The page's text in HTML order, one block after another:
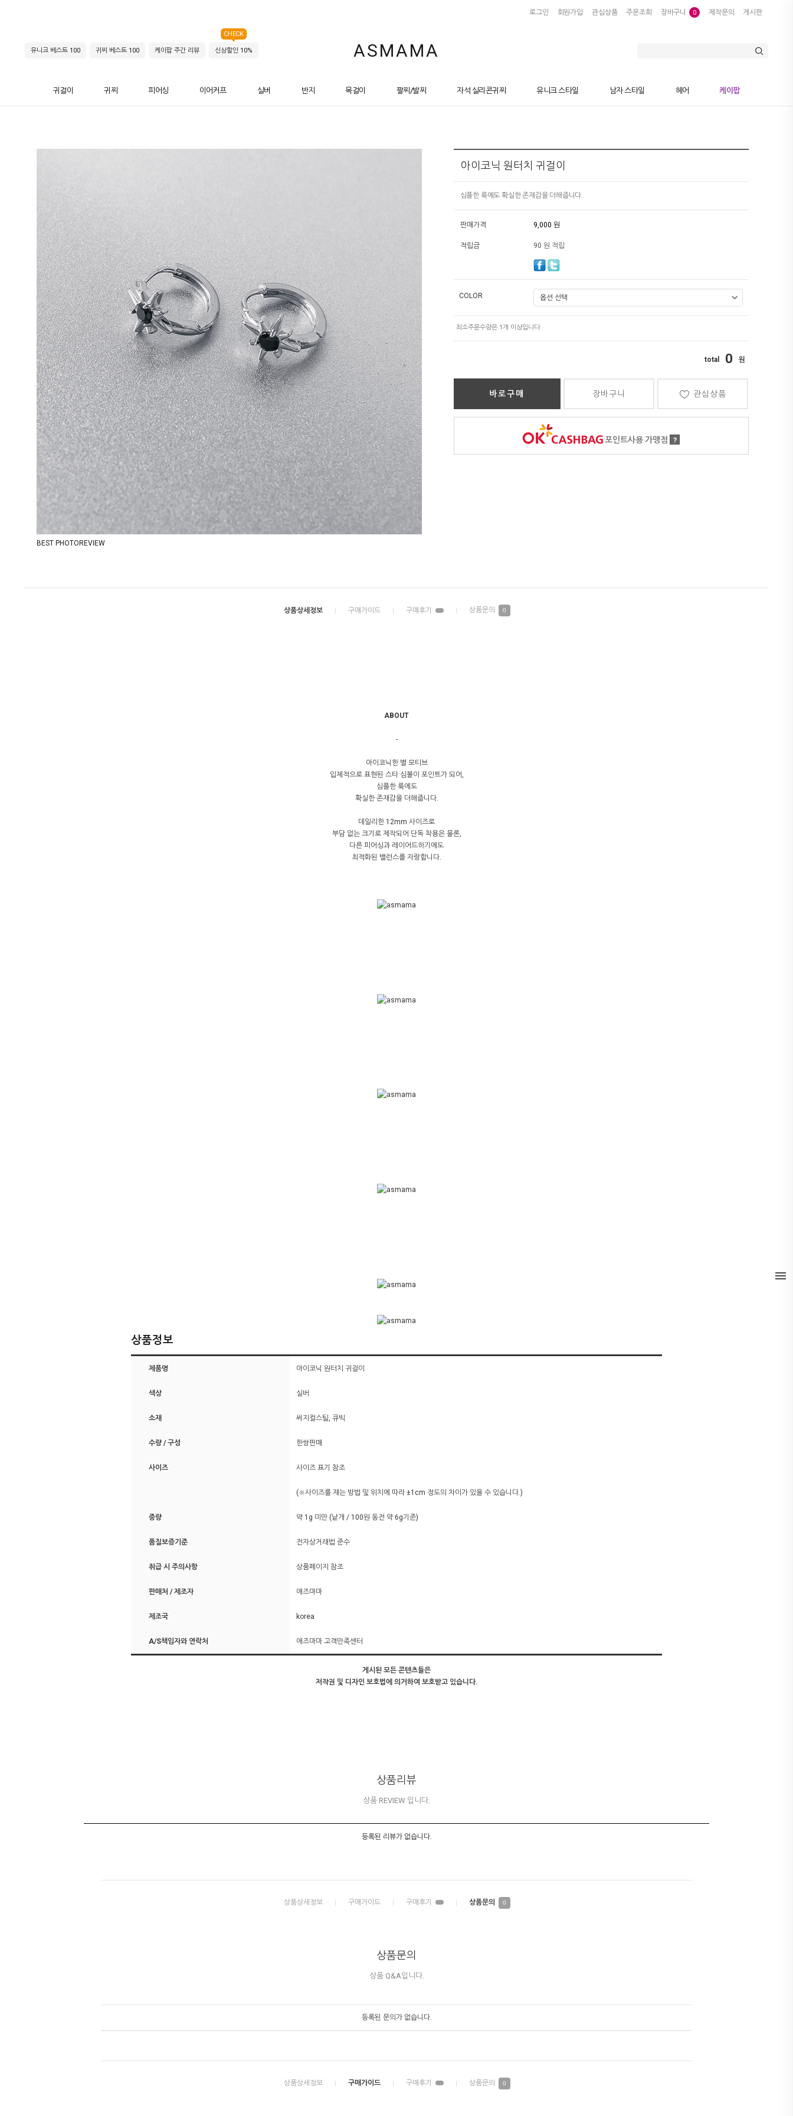
로그인 회원가입 관심상품 주문조회 장바구니 0 제작문의 게시판
ASMAMA
유니크 베스트 100 귀찌 베스트 100 케이팝 주간 리뷰 신상할인 10%
CHECK
귀걸이 귀찌 피어싱 이어커프 실버 반지 목걸이 팔찌/발찌 자석 실리콘귀찌 유니크 스타일 남자 스타일 헤어 케이팝
BEST PHOTOREVIEW
아이코닉 원터치 귀걸이
심플한 룩에도 확실한 존재감을 더해줍니다.
판매가격 9,000 원
적립금 90 원 적립
COLOR
0
바로구매 장바구니 관심상품
포인트사용 가맹점 ?
0
ABOUT
-
아이코닉한 별 모티브
입체적으로 표현된 스타 심볼이 포인트가 되어,
심플한 룩에도
확실한 존재감을 더해줍니다.
데일리한 12mm 사이즈로
부담 없는 크기로 제작되어 단독 착용은 물론,
다른 피어싱과 레이어드하기에도
최적화된 밸런스를 자랑합니다.
상품정보
제품명 아이코닉 원터치 귀걸이
색상 실버
소재 써지컬스틸, 큐빅
수량 / 구성 한쌍판매
사이즈 사이즈 표기 참조
(※사이즈를 재는 방법 및 위치에 따라 ±1cm 정도의 차이가 있을 수 있습니다.)
중량 약 1g 미만 (낱개 / 100원 동전 약 6g기준)
품질보증기준 전자상거래법 준수
취급 시 주의사항 상품페이지 참조
판매처 / 제조자 애즈마마
제조국 korea
A/S책임자와 연락처 애즈마마 고객만족센터
게시된 모든 콘텐츠들은
저작권 및 디자인 보호법에 의거하여 보호받고 있습니다.
상품리뷰
상품 REVIEW 입니다.
등록된 리뷰가 없습니다.
0
상품문의
상품 Q&A입니다.
등록된 문의가 없습니다.
0